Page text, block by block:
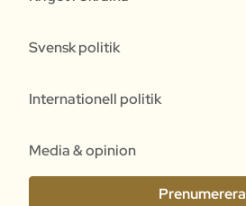
Svensk politik
Internationell politik
Media & opinion
Prenumerera